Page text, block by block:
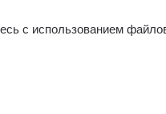
с использованием